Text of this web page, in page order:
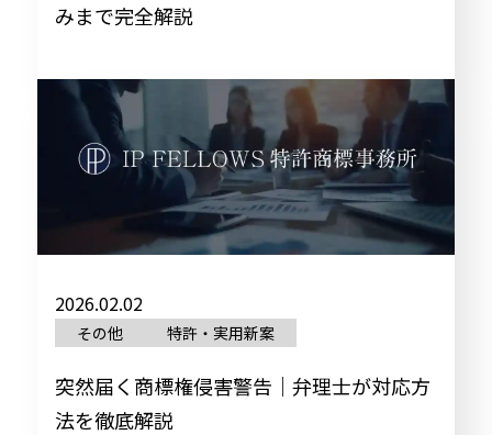
みまで完全解説
2026.02.02
その他 特許・実用新案
突然届く商標権侵害警告｜弁理士が対応方
法を徹底解説